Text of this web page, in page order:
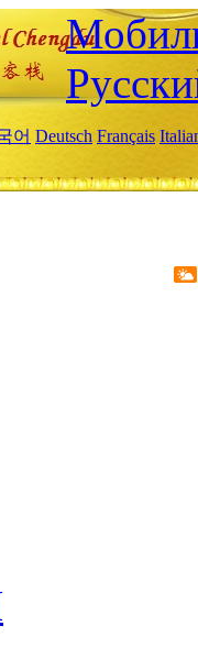
어 Deutsch Français